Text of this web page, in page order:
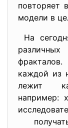
повторяет
модели
На
каждой из
лежит
например: x